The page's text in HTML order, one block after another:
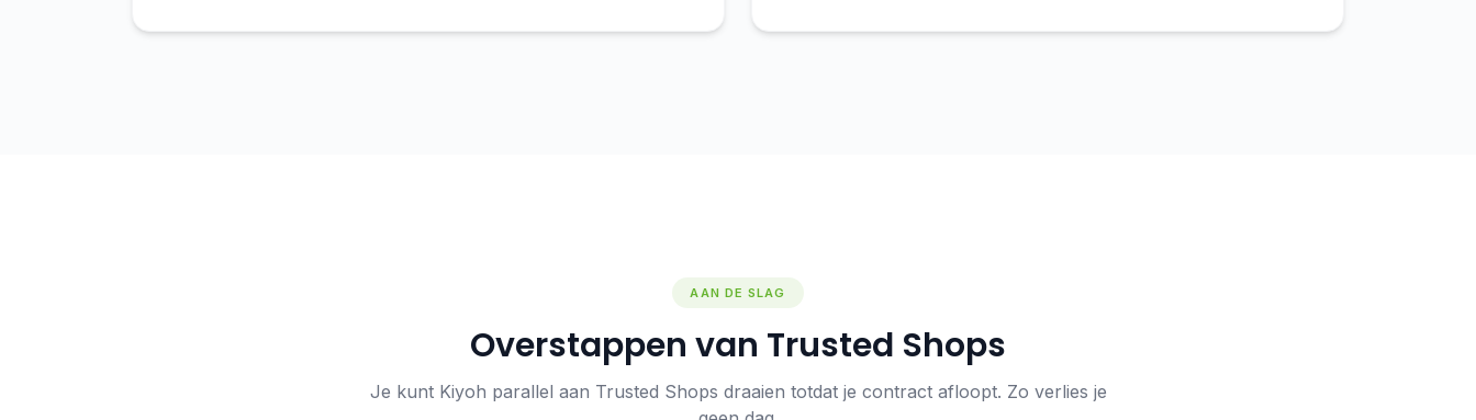
AAN DE SLAG
Overstappen van Trusted Shops
Je kunt Kiyoh parallel aan Trusted Shops draaien totdat je contract afloopt. Zo verlies je